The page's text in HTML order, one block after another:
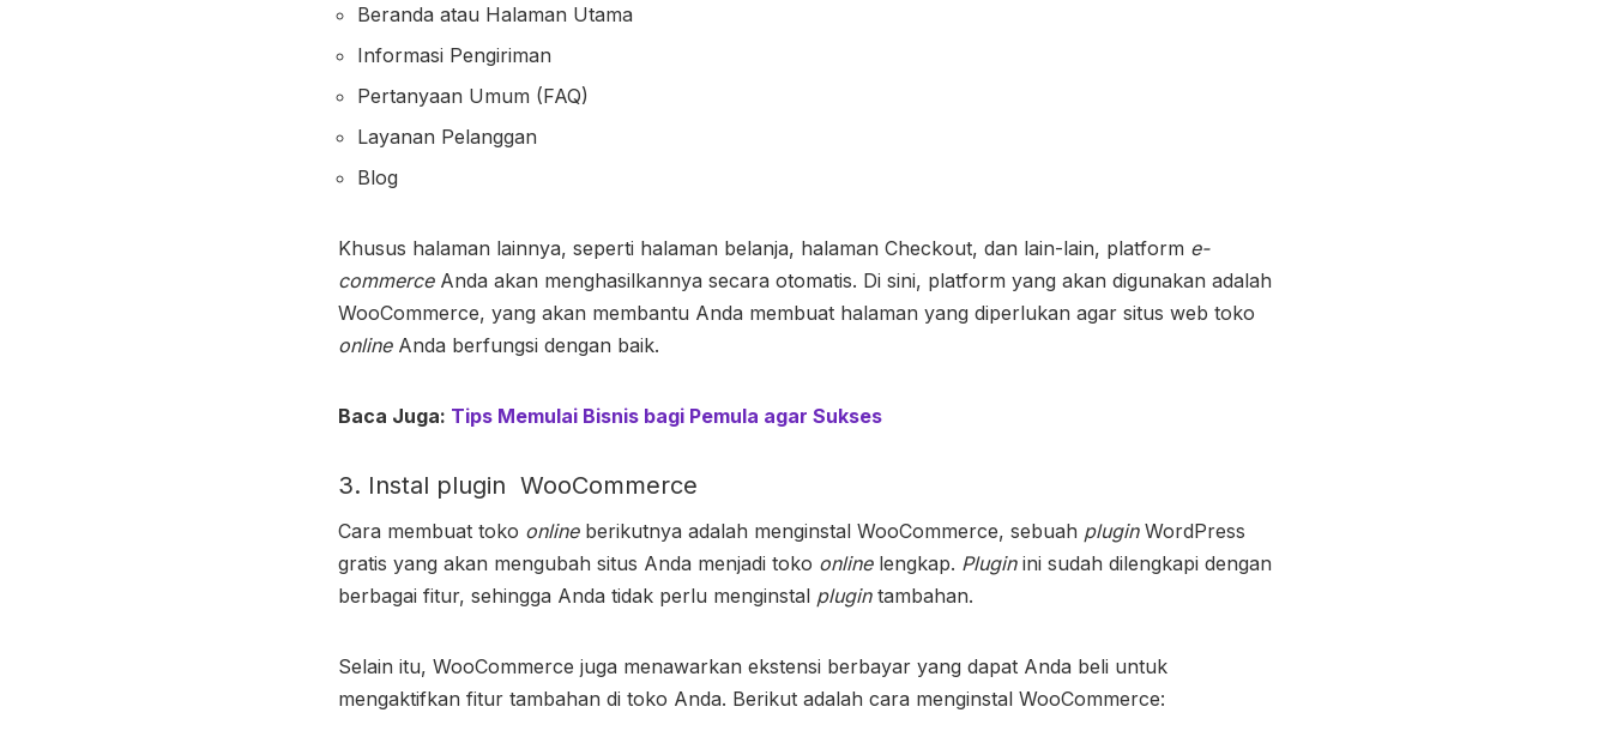
Beranda atau Halaman Utama
Informasi Pengiriman
Pertanyaan Umum (FAQ)
Layanan Pelanggan
Blog
Khusus halaman lainnya, seperti halaman belanja, halaman Checkout, dan lain-lain, platform e-
commerce Anda akan menghasilkannya secara otomatis. Di sini, platform yang akan digunakan adalah
WooCommerce, yang akan membantu Anda membuat halaman yang diperlukan agar situs web toko
online Anda berfungsi dengan baik.
Baca Juga: Tips Memulai Bisnis bagi Pemula agar Sukses
3. Instal plugin WooCommerce
Cara membuat toko online berikutnya adalah menginstal WooCommerce, sebuah plugin WordPress
gratis yang akan mengubah situs Anda menjadi toko online lengkap. Plugin ini sudah dilengkapi dengan
berbagai fitur, sehingga Anda tidak perlu menginstal plugin tambahan.
Selain itu, WooCommerce juga menawarkan ekstensi berbayar yang dapat Anda beli untuk
mengaktifkan fitur tambahan di toko Anda. Berikut adalah cara menginstal WooCommerce: